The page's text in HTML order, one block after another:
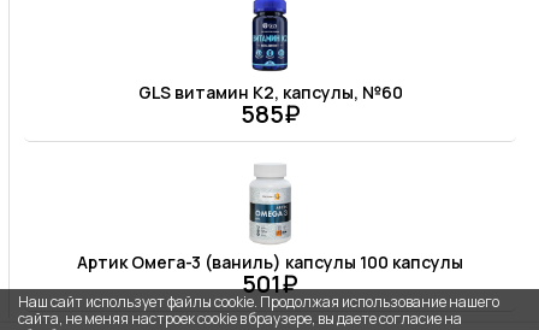
GLS витамин К2, капсулы, №60
585₽
Артик Омега-3 (ваниль) капсулы 100 капсулы
501₽
Наш сайт использует файлы cookie. Продолжая использование нашего
сайта, не меняя настроек cookie в браузере, вы даете согласие на